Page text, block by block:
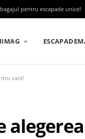
pentru escapade unice!
vară!